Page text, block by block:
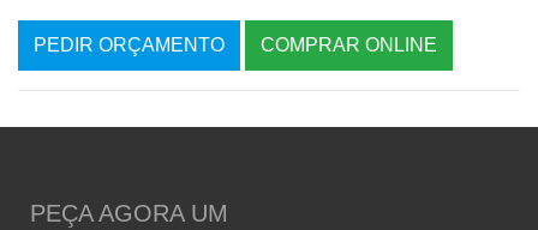
PEDIR ORÇAMENTO COMPRAR ONLINE
PEÇA AGORA UM